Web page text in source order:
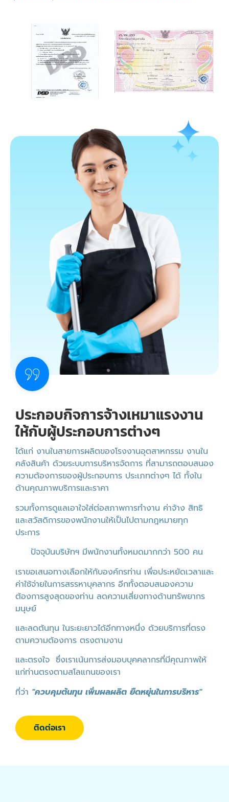
ประกอบกิจการจ้างเหมาแรงงาน
ให้กับผู้ประกอบการต่างๆ
ได้แก่ งานในสายการผลิตของโรงงานอุตสาหกรรม งานใน
คลังสินค้า ด้วยระบบการบริหารจัดการ ที่สามารถตอบสนอง
ความต้องการของผู้ประกอบการ ประเภทต่างๆ ได้ ทั้งใน
ด้านคุณภาพบริการและราคา
รวมทั้งการดูแลเอาใจใส่ต่อสภาพการทำงาน ค่าจ้าง สิทธิ
และสวัสดิการของพนักงานให้เป็นไปตามกฎหมายทุก
ประการ
ปัจจุบันบริษัทฯ มีพนักงานทั้งหมดมากกว่า 500 คน
เราขอเสนอทางเลือกให้กับองค์กรท่าน เพื่อประหยัดเวลาและ
ค่าใช้จ่ายในการสรรหาบุคลากร อีกทั้งตอบสนองความ
ต้องการสูงสุดของท่าน ลดความเสี่ยงทางด้านทรัพยากร
มนุษย์
และลดต้นทุน ในระยะยาวได้อีกทางหนึ่ง ด้วยบริการที่ตรง
ตามความต้องการ ตรงตามงาน
และตรงใจ ซึ่งเราเน้นการส่งมอบบุคคลากรที่มีคุณภาพให้
แก่ท่านตรงตามสโลแกนของเรา
ที่ว่า "ควบคุมต้นทุน เพิ่มผลผลิต ยืดหยุ่นในการบริหาร"
ติดต่อเรา